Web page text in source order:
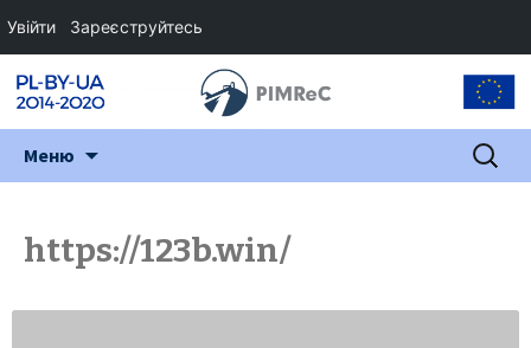
Меню Пошук:
https://123b.win/
Увійти Зареєструйтесь